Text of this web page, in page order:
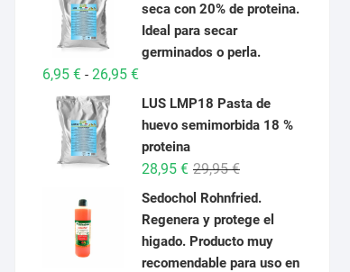
seca con 20% de proteina.
Ideal para secar
germinados o perla.
6,95 € - 26,95 €Rango
de
precios:
desde
6,95 €
hasta
26,95 €
LUS LMP18 Pasta de
huevo semimorbida 18 %
proteina
29,95€El
precio
original
era:
29,95 €.
28,95 €
El
precio
actual
es:
28,95 €.
Sedochol Rohnfried.
Regenera y protege el
higado. Producto muy
recomendable para uso en